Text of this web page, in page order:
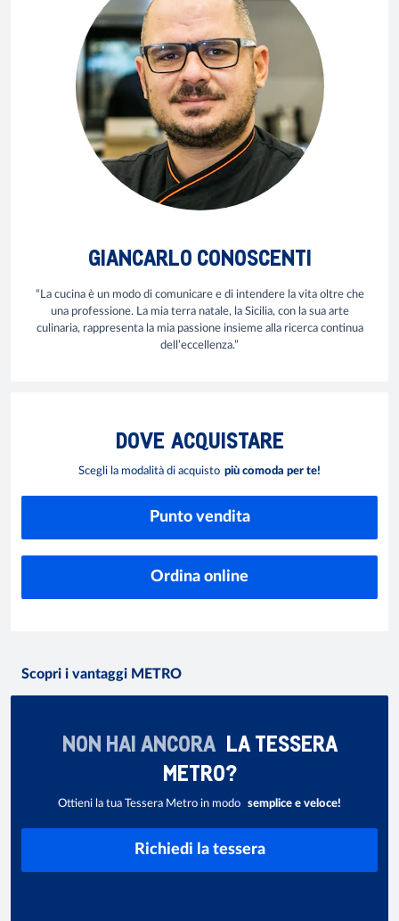
GIANCARLO CONOSCENTI
“La cucina è un modo di comunicare e di intendere la vita oltre che
una professione. La mia terra natale, la Sicilia, con la sua arte
culinaria, rappresenta la mia passione insieme alla ricerca continua
dell’eccellenza.”
DOVE ACQUISTARE
Scegli la modalità di acquisto più comoda per te!
Punto vendita
Ordina online
Scopri i vantaggi METRO
NON HAI ANCORA LA TESSERA
METRO?
Ottieni la tua Tessera Metro in modo semplice e veloce!
Richiedi la tessera